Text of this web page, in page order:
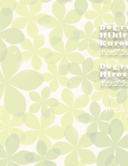
Dog
ドッグ
Dog
ドッグ
ホーム